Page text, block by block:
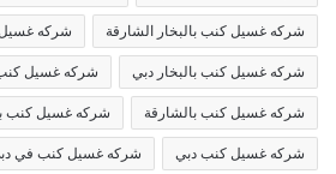
شركه غسيل كنب بالبخار الشارقة شركه غسيل
شركه غسيل كنب بالبخار دبي شركه غسيل كنب
شركه غسيل كنب بالشارقة شركه غسيل كنب
شركه غسيل كنب دبي شركه غسيل كنب في